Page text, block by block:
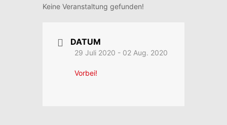
Keine Veranstaltung gefunden!
DATUM
29 Juli 2020 - 02 Aug. 2020
Vorbei!